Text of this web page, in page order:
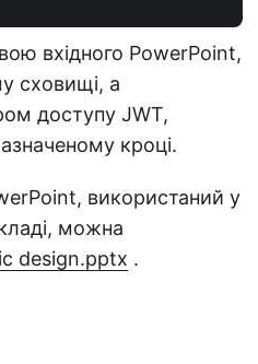
вхідного PowerPoint,
сховищі, а
доступу JWT,
кроці.
використаний у
можна
design.pptx .